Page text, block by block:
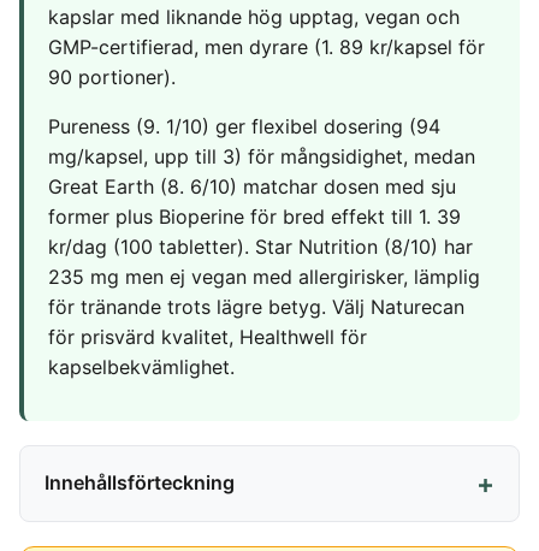
kapslar med liknande hög upptag, vegan och
GMP-certifierad, men dyrare (1. 89 kr/kapsel för
90 portioner).
Pureness (9. 1/10) ger flexibel dosering (94
mg/kapsel, upp till 3) för mångsidighet, medan
Great Earth (8. 6/10) matchar dosen med sju
former plus Bioperine för bred effekt till 1. 39
kr/dag (100 tabletter). Star Nutrition (8/10) har
235 mg men ej vegan med allergirisker, lämplig
för tränande trots lägre betyg. Välj Naturecan
för prisvärd kvalitet, Healthwell för
kapselbekvämlighet.
Innehållsförteckning